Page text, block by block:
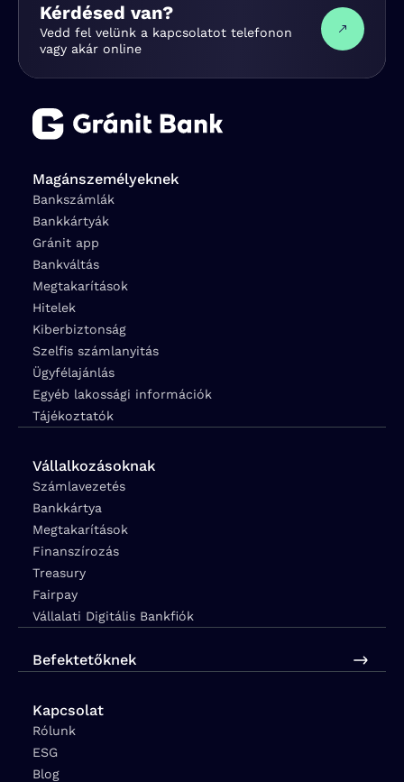
Kérdésed van?
Vedd fel velünk a kapcsolatot telefonon
vagy akár online
Magánszemélyeknek
Bankszámlák
Bankkártyák
Gránit app
Bankváltás
Megtakarítások
Hitelek
Kiberbiztonság
Szelfis számlanyitás
Ügyfélajánlás
Egyéb lakossági információk
Tájékoztatók
Vállalkozásoknak
Számlavezetés
Bankkártya
Megtakarítások
Finanszírozás
Treasury
Fairpay
Vállalati Digitális Bankfiók
Befektetőknek
Kapcsolat
Rólunk
ESG
Blog